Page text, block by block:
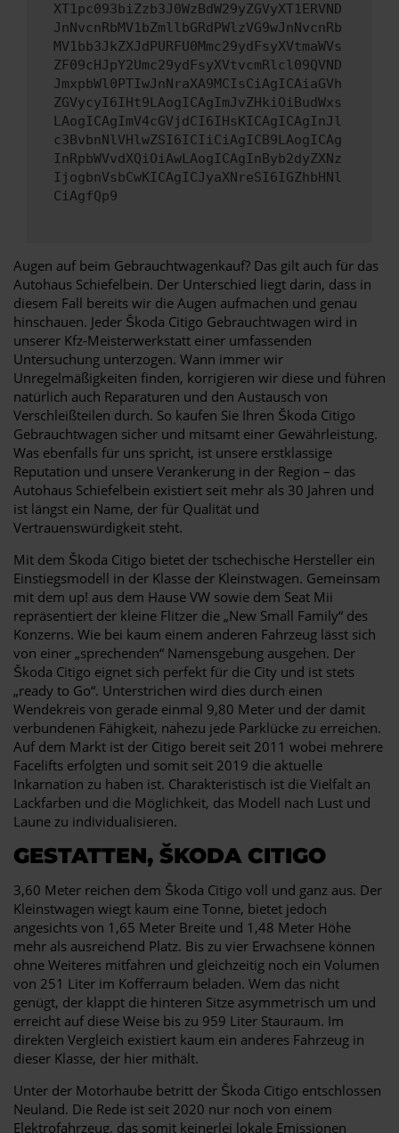
XT1pc093biZzb3J0WzBdW29yZGVyXT1ERVND
JnNvcnRbMV1bZmllbGRdPWlzVG9wJnNvcnRb
MV1bb3JkZXJdPURFU0Mmc29ydFsyXVtmaWVs
ZF09cHJpY2Umc29ydFsyXVtvcmRlcl09QVND
JmxpbWl0PTIwJnNraXA9MCIsCiAgICAiaGVh
ZGVycyI6IHt9LAogICAgImJvZHkiOiBudWxs
LAogICAgImV4cGVjdCI6IHsKICAgICAgInJl
c3BvbnNlVHlwZSI6ICIiCiAgICB9LAogICAg
InRpbWVvdXQiOiAwLAogICAgInByb2dyZXNz
IjogbnVsbCwKICAgICJyaXNreSI6IGZhbHNl
CiAgfQp9
Augen auf beim Gebrauchtwagenkauf? Das gilt auch für das
Autohaus Schiefelbein. Der Unterschied liegt darin, dass in
diesem Fall bereits wir die Augen aufmachen und genau
hinschauen. Jeder Škoda Citigo Gebrauchtwagen wird in
unserer Kfz-Meisterwerkstatt einer umfassenden
Untersuchung unterzogen. Wann immer wir
Unregelmäßigkeiten finden, korrigieren wir diese und führen
natürlich auch Reparaturen und den Austausch von
Verschleißteilen durch. So kaufen Sie Ihren Škoda Citigo
Gebrauchtwagen sicher und mitsamt einer Gewährleistung.
Was ebenfalls für uns spricht, ist unsere erstklassige
Reputation und unsere Verankerung in der Region – das
Autohaus Schiefelbein existiert seit mehr als 30 Jahren und
ist längst ein Name, der für Qualität und
Vertrauenswürdigkeit steht.
Mit dem Škoda Citigo bietet der tschechische Hersteller ein
Einstiegsmodell in der Klasse der Kleinstwagen. Gemeinsam
mit dem up! aus dem Hause VW sowie dem Seat Mii
repräsentiert der kleine Flitzer die „New Small Family“ des
Konzerns. Wie bei kaum einem anderen Fahrzeug lässt sich
von einer „sprechenden“ Namensgebung ausgehen. Der
Škoda Citigo eignet sich perfekt für die City und ist stets
„ready to Go“. Unterstrichen wird dies durch einen
Wendekreis von gerade einmal 9,80 Meter und der damit
verbundenen Fähigkeit, nahezu jede Parklücke zu erreichen.
Auf dem Markt ist der Citigo bereit seit 2011 wobei mehrere
Facelifts erfolgten und somit seit 2019 die aktuelle
Inkarnation zu haben ist. Charakteristisch ist die Vielfalt an
Lackfarben und die Möglichkeit, das Modell nach Lust und
Laune zu individualisieren.
GESTATTEN, ŠKODA CITIGO
3,60 Meter reichen dem Škoda Citigo voll und ganz aus. Der
Kleinstwagen wiegt kaum eine Tonne, bietet jedoch
angesichts von 1,65 Meter Breite und 1,48 Meter Höhe
mehr als ausreichend Platz. Bis zu vier Erwachsene können
ohne Weiteres mitfahren und gleichzeitig noch ein Volumen
von 251 Liter im Kofferraum beladen. Wem das nicht
genügt, der klappt die hinteren Sitze asymmetrisch um und
erreicht auf diese Weise bis zu 959 Liter Stauraum. Im
direkten Vergleich existiert kaum ein anderes Fahrzeug in
dieser Klasse, der hier mithält.
Unter der Motorhaube betritt der Škoda Citigo entschlossen
Neuland. Die Rede ist seit 2020 nur noch von einem
Elektrofahrzeug, das somit keinerlei lokale Emissionen